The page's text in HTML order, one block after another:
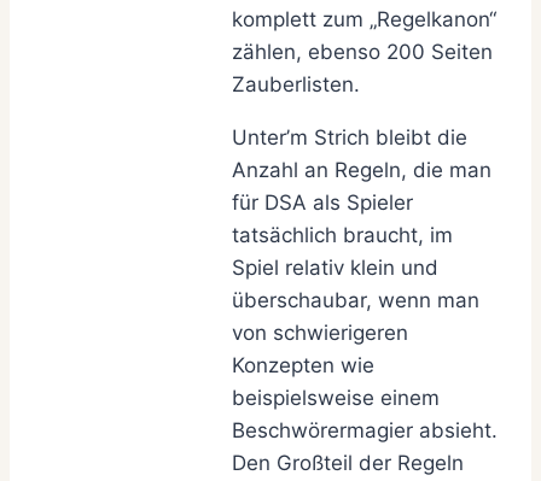
komplett zum „Regelkanon“
zählen, ebenso 200 Seiten
Zauberlisten.
Unter’m Strich bleibt die
Anzahl an Regeln, die man
für DSA als Spieler
tatsächlich braucht, im
Spiel relativ klein und
überschaubar, wenn man
von schwierigeren
Konzepten wie
beispielsweise einem
Beschwörermagier absieht.
Den Großteil der Regeln